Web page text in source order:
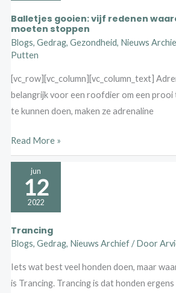
Balletjes gooien: vijf redenen
moeten stoppen
Blogs, Gedrag, Gezondheid, Nieuws
Putten
[vc_row][vc_column][vc_column_text]
belangrijk voor een roofdier om een prooi
te kunnen doen, maken ze adrenaline
waarom
je
daar
Read More »
jun
12
2022
Trancing
Blogs, Gedrag, Nieuws Archief/ Door
Iets wat best veel honden doen, maar
is Trancing. Trancing is dat honden
Trancing